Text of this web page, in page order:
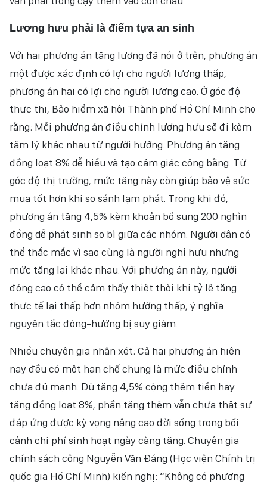
Lương hưu phải là điểm tựa an sinh
Với hai phương án tăng lương đã nói ở trên, phương án
một được xác định có lợi cho người lương thấp,
phương án hai có lợi cho người lương cao. Ở góc độ
thực thi, Bảo hiểm xã hội Thành phố Hồ Chí Minh cho
rằng: Mỗi phương án điều chỉnh lương hưu sẽ đi kèm
tâm lý khác nhau từ người hưởng. Phương án tăng
đồng loạt 8% dễ hiểu và tạo cảm giác công bằng. Từ
góc độ thị trường, mức tăng này còn giúp bảo vệ sức
mua tốt hơn khi so sánh lạm phát. Trong khi đó,
phương án tăng 4,5% kèm khoản bổ sung 200 nghìn
đồng dễ phát sinh so bì giữa các nhóm. Người dân có
thể thắc mắc vì sao cùng là người nghỉ hưu nhưng
mức tăng lại khác nhau. Với phương án này, người
đóng cao có thể cảm thấy thiệt thòi khi tỷ lệ tăng
thực tế lại thấp hơn nhóm hưởng thấp, ý nghĩa
nguyên tắc đóng-hưởng bị suy giảm.
Nhiều chuyên gia nhận xét: Cả hai phương án hiện
nay đều có một hạn chế chung là mức điều chỉnh
chưa đủ mạnh. Dù tăng 4,5% cộng thêm tiền hay
tăng đồng loạt 8%, phần tăng thêm vẫn chưa thật sự
đáp ứng được kỳ vọng nâng cao đời sống trong bối
cảnh chi phí sinh hoạt ngày càng tăng. Chuyên gia
chính sách công Nguyễn Văn Đáng (Học viện Chính trị
quốc gia Hồ Chí Minh) kiến nghị: “Không có phương